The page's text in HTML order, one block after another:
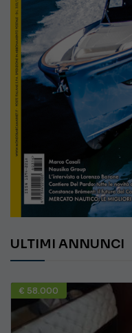
ULTIMI ANNUNCI
€ 58.000